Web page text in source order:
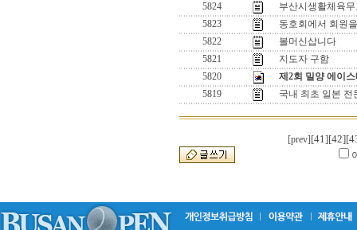
5824
부산시생활체육
5823
동호회에서 회원
5822
볼머신삽니다
5821
지도자 구함
5820
제2회 밀양 에이
5819
국내 최초 일본
[prev] [41][42]